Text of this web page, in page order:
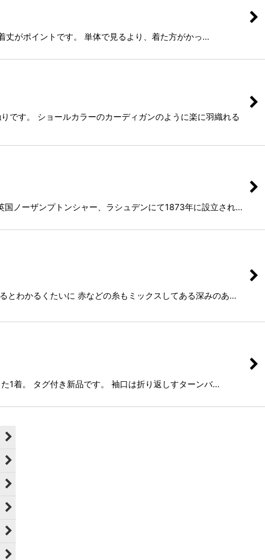
がポイントです。 単体で見るより、着た方がかっ…
です。 ショールカラーのカーディガンのように楽に羽織れる
ノーザンプトンシャー、ラシュデンにて1873年に設立され…
とわかるくたいに 赤などの糸もミックスしてある深みのあ…
1着。 タグ付き新品です。 袖口は折り返しすターンバ…